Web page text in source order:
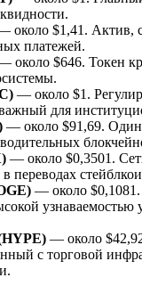
около $1,41. Актив,
платежей.
около $646. Токен
— около $1.
для
— около $91,69. Один
— около $0,3501.
переводах
— около
узнаваемостью
— около
с торговой